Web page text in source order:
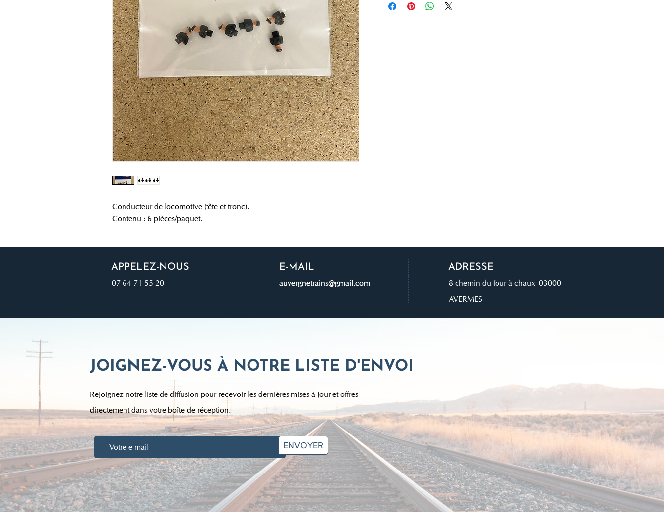
Conducteur de locomotive (tête et tronc).
Contenu : 6 pièces/paquet.
APPELEZ-NOUS
07 64 71 55 20
E-MAIL
auvergnetrains@gmail.com
auvergnetrains@gmail.com
ADRESSE
8 chemin du four à chaux 03000
AVERMES
JOIGNEZ-VOUS À NOTRE LISTE D'ENVOI
ENVOYER
Rejoignez notre liste de diffusion pour recevoir les dernières mises à jour et offres
directement dans votre boîte de réception.